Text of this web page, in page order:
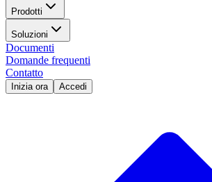
Prodotti
Soluzioni
Documenti
Domande frequenti
Contatto
Inizia ora Accedi